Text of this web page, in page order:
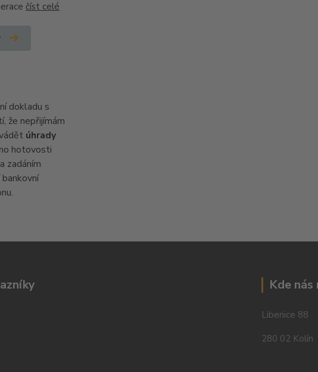
číst celé
dokladu s
že nepřijímám
úhrady
hotovosti
a zadáním
Kde
Libenice 88
280 02 Kolín